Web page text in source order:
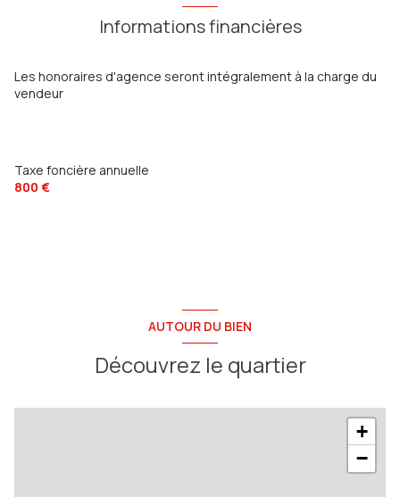
Informations financières
Les honoraires d'agence seront intégralement à la charge du
vendeur
Taxe foncière annuelle
800 €
AUTOUR DU BIEN
Découvrez le quartier
+
−